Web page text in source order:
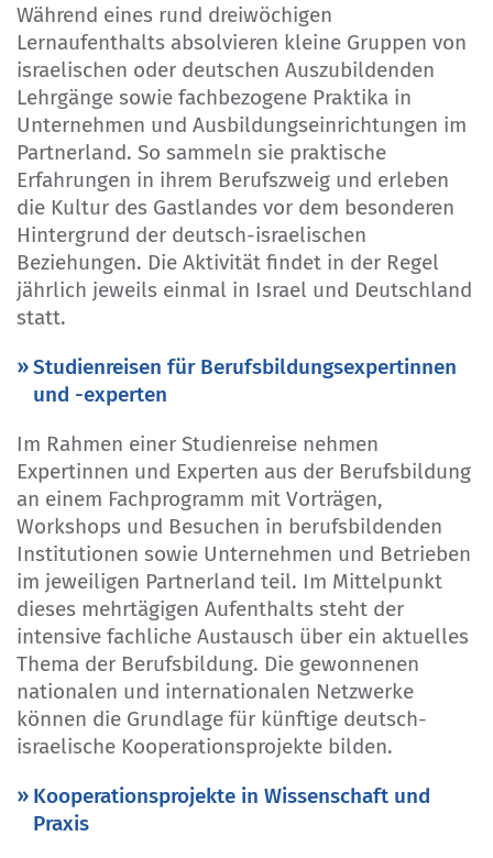
Während eines rund dreiwöchigen
Lernaufenthalts absolvieren kleine Gruppen von
israelischen oder deutschen Auszubildenden
Lehrgänge sowie fachbezogene Praktika in
Unternehmen und Ausbildungseinrichtungen im
Partnerland. So sammeln sie praktische
Erfahrungen in ihrem Berufszweig und erleben
die Kultur des Gastlandes vor dem besonderen
Hintergrund der deutsch-israelischen
Beziehungen. Die Aktivität findet in der Regel
jährlich jeweils einmal in Israel und Deutschland
statt.
Studienreisen für Berufsbildungsexpertinnen
und -experten
Im Rahmen einer Studienreise nehmen
Expertinnen und Experten aus der Berufsbildung
an einem Fachprogramm mit Vorträgen,
Workshops und Besuchen in berufsbildenden
Institutionen sowie Unternehmen und Betrieben
im jeweiligen Partnerland teil. Im Mittelpunkt
dieses mehrtägigen Aufenthalts steht der
intensive fachliche Austausch über ein aktuelles
Thema der Berufsbildung. Die gewonnenen
nationalen und internationalen Netzwerke
können die Grundlage für künftige deutsch-
israelische Kooperationsprojekte bilden.
Kooperationsprojekte in Wissenschaft und
Praxis